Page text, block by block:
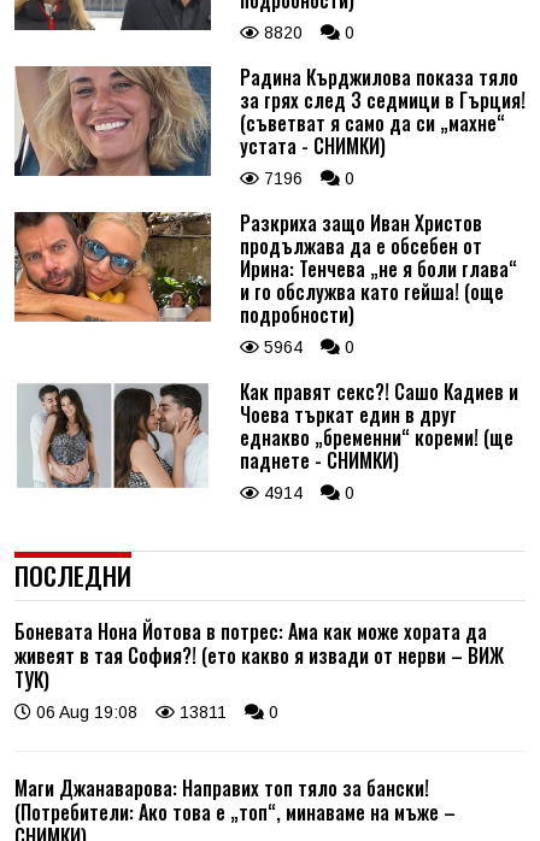
8820 0
Радина Кърджилова показа тяло
за грях след 3 седмици в Гърция!
(съветват я само да си „махне“
устата - СНИМКИ)
7196 0
Разкриха защо Иван Христов
продължава да е обсебен от
Ирина: Тенчева „не я боли глава“
и го обслужва като гейша! (още
подробности)
5964 0
Как правят секс?! Сашо Кадиев и
Чоева търкат един в друг
еднакво „бременни“ кореми! (ще
паднете - СНИМКИ)
4914 0
ПОСЛЕДНИ
Боневата Нона Йотова в потрес: Ама как може хората да
живеят в тая София?! (ето какво я извади от нерви – ВИЖ
ТУК)
06 Aug 19:08 13811 0
Маги Джанаварова: Направих топ тяло за бански!
(Потребители: Ако това е „топ“, минаваме на мъже –